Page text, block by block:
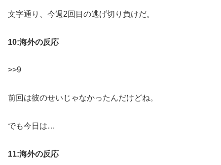
文字通り、今週2回目の逃げ切り負けだ。
10:海外の反応
>>9
前回は彼のせいじゃなかったんだけどね。
でも今日は…
11:海外の反応